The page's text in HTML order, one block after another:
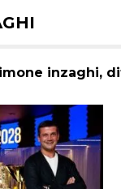
inzaghi,